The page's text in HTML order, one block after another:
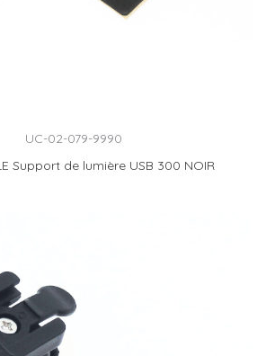
UC-02-079-9990
Support de lumière USB 300 NOIR